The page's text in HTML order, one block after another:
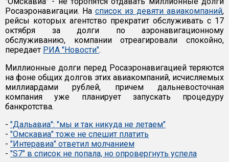
Росаэронавигации. На список из девяти авиакомпаний,
рейсы которых агентство прекратит обслуживать с 17
октября за долги по аэронавигационному
обслуживанию, компании отреагировали спокойно,
передает РИА "Новости".
Миллионные долги перед Росаэронавигацией теряются
на фоне общих долгов этих авиакомпаний, исчисляемых
миллиардами рублей, причем дальневосточная
компания уже планирует запускать процедуру
банкротства.
- "Дальавиа": "мы и так никуда не летаем"
- "Омскавиа" тоже не спешит платить
- "Интеравиа" ответил молчанием
- "S7" в список не попала, но опровергнуть успела